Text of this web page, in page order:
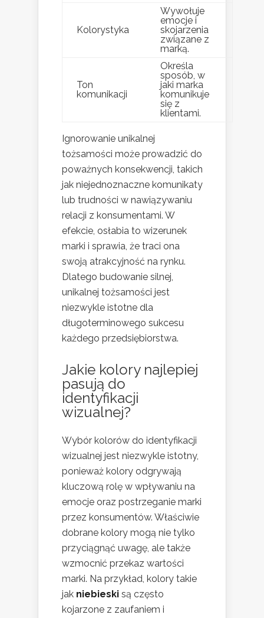
Kolorystyka
Wywołuje
emocje i
skojarzenia
związane z
marką.
Ton
komunikacji
Określa
sposób, w
jaki marka
komunikuje
się z
klientami.
Ignorowanie unikalnej
tożsamości może prowadzić do
poważnych konsekwencji, takich
jak niejednoznaczne komunikaty
lub trudności w nawiązywaniu
relacji z konsumentami. W
efekcie, osłabia to wizerunek
marki i sprawia, że traci ona
swoją atrakcyjność na rynku.
Dlatego budowanie silnej,
unikalnej tożsamości jest
niezwykle istotne dla
długoterminowego sukcesu
każdego przedsiębiorstwa.
Jakie kolory najlepiej
pasują do
identyfikacji
wizualnej?
Wybór kolorów do identyfikacji
wizualnej jest niezwykle istotny,
ponieważ kolory odgrywają
kluczową rolę w wpływaniu na
emocje oraz postrzeganie marki
przez konsumentów. Właściwie
dobrane kolory mogą nie tylko
przyciągnąć uwagę, ale także
wzmocnić przekaz wartości
marki. Na przykład, kolory takie
jak niebieski są często
kojarzone z zaufaniem i